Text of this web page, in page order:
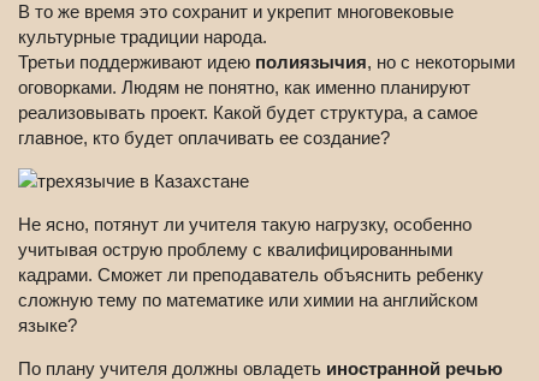
В то же время это сохранит и укрепит многовековые
культурные традиции народа.
Третьи поддерживают идею полиязычия, но с некоторыми
оговорками. Людям не понятно, как именно планируют
реализовывать проект. Какой будет структура, а самое
главное, кто будет оплачивать ее создание?
Не ясно, потянут ли учителя такую нагрузку, особенно
учитывая острую проблему с квалифицированными
кадрами. Сможет ли преподаватель объяснить ребенку
сложную тему по математике или химии на английском
языке?
По плану учителя должны овладеть иностранной речью